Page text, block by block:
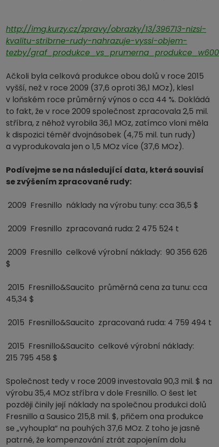
http://img.kurzy.cz/zpravy/obrazky/13/396713-nizsi-
kvalitu-stribrne-rudy-nahrazuje-vyssi-objem-
tezby/
Ačkoli byla celková produkce obou dolů v roce 2015
vyšší, než v roce 2009 (37,6 oproti 36,1 MOz), klesl
v loňském roce průměrný výnos o cca 44 %. Dokládá
to fakt, že v roce 2009 společnost zpracovala 2,5 mil.
stříbra, z něhož vyrobila 36,1 MOz, zatímco vloni měla
k dispozici téměř dvojnásobek (4,75 mil. tun rudy)
a vyprodukovala jen o 1,5 MOz více (37,6 MOz).
Podívejme se na následující data, která souvisí
se zvýšením zpracované rudy:
2009 Fresnillo náklady na výrobu tuny: cca 36,5 $
2009 Fresnillo zpracovaná ruda: 2 475 524 t
2009 Fresnillo celkové výrobní náklady: 90 356 626
$
2015 Fresnillo&Saucito průměrná cena za tunu: cca
45,34 $
2015 Fresnillo&Saucito zpracovaná ruda: 4 759 494 t
2015 Fresnillo&Saucito celkové výrobní náklady:
215 795 458 $
Společnost tedy v roce 2009 investovala 90,3 mil. $ na
výrobu 35,4 MOz stříbra v dole Fresnillo. O šest let
později činily její náklady na společnou produkci dolů
Fresnillo a Sausico 215,8 mil. $, přičem ona produkce
se „vyhoupla“ na pouhých 37,6 MOz. Z toho je jasně
patrné, že kompenzování ztrát zapojením dolu